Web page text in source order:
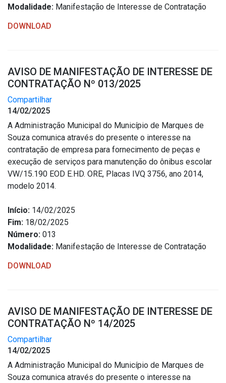
Modalidade: Manifestação de Interesse de Contratação
DOWNLOAD
AVISO DE MANIFESTAÇÃO DE INTERESSE DE
CONTRATAÇÃO Nº 013/2025
Compartilhar
14/02/2025
A Administração Municipal do Município de Marques de
Souza comunica através do presente o interesse na
contratação de empresa para fornecimento de peças e
execução de serviços para manutenção do ônibus escolar
VW/15.190 EOD E.HD. ORE, Placas IVQ 3756, ano 2014,
modelo 2014.
Início: 14/02/2025
Fim: 18/02/2025
Número: 013
Modalidade: Manifestação de Interesse de Contratação
DOWNLOAD
AVISO DE MANIFESTAÇÃO DE INTERESSE DE
CONTRATAÇÃO Nº 14/2025
Compartilhar
14/02/2025
A Administração Municipal do Município de Marques de
Souza comunica através do presente o interesse na